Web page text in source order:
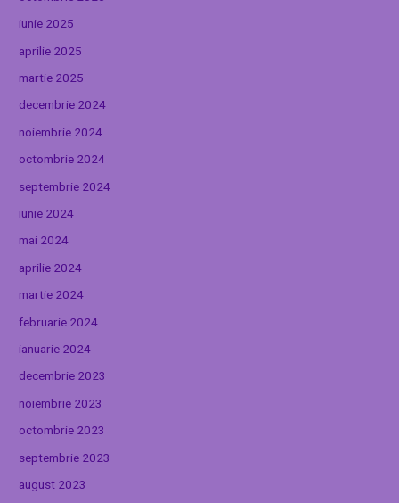
iunie 2025
aprilie 2025
martie 2025
decembrie 2024
noiembrie 2024
octombrie 2024
septembrie 2024
iunie 2024
mai 2024
aprilie 2024
martie 2024
februarie 2024
ianuarie 2024
decembrie 2023
noiembrie 2023
octombrie 2023
septembrie 2023
august 2023